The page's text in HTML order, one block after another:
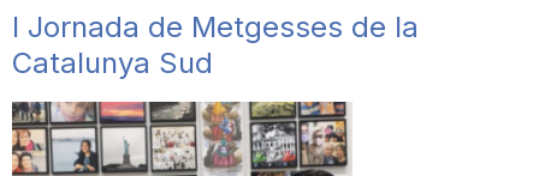
I Jornada de Metgesses de la
Catalunya Sud